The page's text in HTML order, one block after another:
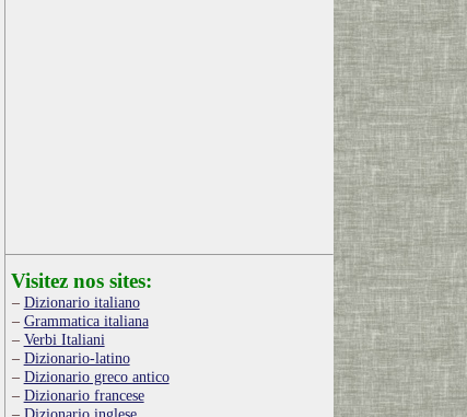
Visitez nos sites:
Dizionario italiano
Grammatica italiana
Verbi Italiani
Dizionario-latino
Dizionario greco antico
Dizionario francese